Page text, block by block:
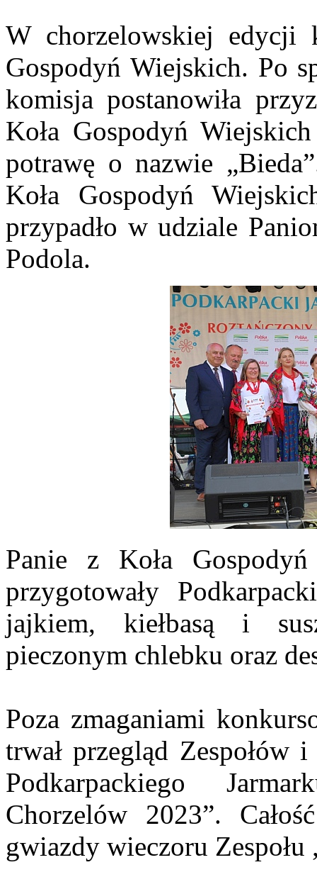
W chorzelowskiej edycji
Gospodyń Wiejskich. Po
komisja postanowiła
Koła Gospodyń
potrawę o nazwie
Koła Gospodyń
przypadło w udziale
Podola.
Panie z Koła
przygotowały
jajkiem, kiełbasą i
pieczonym chlebku oraz
Poza zmaganiami
trwał przegląd
Podkarpackiego
Chorzelów 2023”.
gwiazdy wieczoru